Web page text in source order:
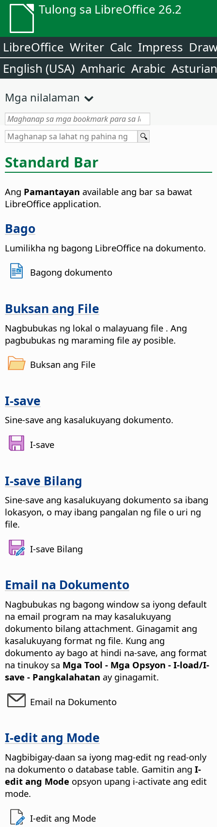
Tulong sa LibreOffice 26.2
LibreOffice Writer Calc Impress
English (USA) Amharic Arabic Asturian
Mga nilalaman
Standard Bar
Ang Pamantayan available ang bar sa bawat
LibreOffice application.
Bago
Lumilikha ng bagong LibreOffice na dokumento.
Bagong dokumento
Buksan ang File
Nagbubukas ng lokal o malayuang file . Ang
pagbubukas ng maraming file ay posible.
Buksan ang File
I-save
Sine-save ang kasalukuyang dokumento.
I-save
I-save Bilang
Sine-save ang kasalukuyang dokumento sa ibang
lokasyon, o may ibang pangalan ng file o uri ng
file.
I-save Bilang
Email na Dokumento
Nagbubukas ng bagong window sa iyong default
na email program na may kasalukuyang
dokumento bilang attachment. Ginagamit ang
kasalukuyang format ng file. Kung ang
dokumento ay bago at hindi na-save, ang format
na tinukoy sa Mga Tool - Mga Opsyon - I-load/I-
save - Pangkalahatan ay ginagamit.
Email na Dokumento
I-edit ang Mode
Nagbibigay-daan sa iyong mag-edit ng read-only
na dokumento o database table. Gamitin ang I-
edit ang Mode opsyon upang i-activate ang edit
mode.
I-edit ang Mode